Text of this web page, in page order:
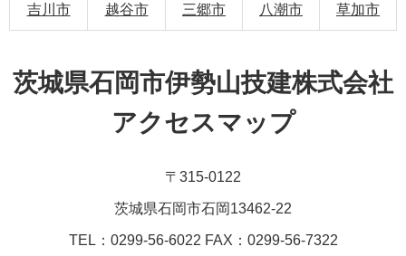
吉川市 越谷市 三郷市 八潮市 草加市
茨城県石岡市伊勢山技建株式会社
アクセスマップ
〒315-0122
茨城県石岡市石岡13462-22
TEL：0299-56-6022 FAX：0299-56-7322